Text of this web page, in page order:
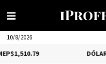
10/8/2026